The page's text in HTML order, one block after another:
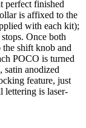
perfect finished
is affixed to the
with each kit);
Once both
the shift knob and
POCO is turned
satin anodized
feature, just
lettering is laser-